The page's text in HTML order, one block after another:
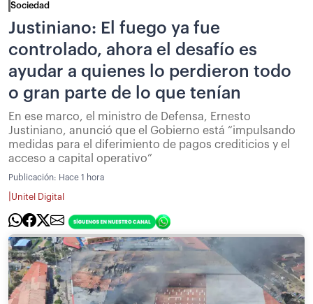
Sociedad
Justiniano: El fuego ya fue
controlado, ahora el desafío es
ayudar a quienes lo perdieron todo
o gran parte de lo que tenían
En ese marco, el ministro de Defensa, Ernesto
Justiniano, anunció que el Gobierno está “impulsando
medidas para el diferimiento de pagos crediticios y el
acceso a capital operativo”
Publicación: Hace 1 hora
Unitel Digital